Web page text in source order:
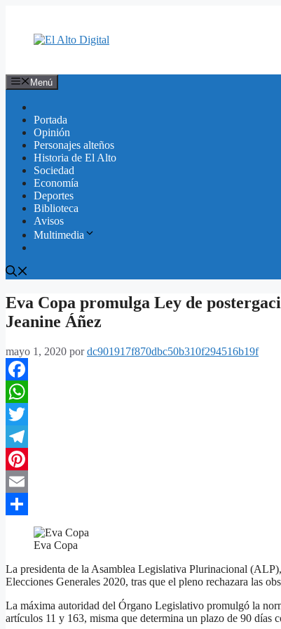
contenido
Menú
Portada
Opinión
Personajes alteños
Historia de El Alto
Sociedad
Economía
Deportes
Biblioteca
Avisos
Multimedia
Eva Copa promulga Ley de
Jeanine Áñez
mayo 1, 2020 pordc901917f870dbc50b310f294516b19f
Facebook
WhatsApp
Twitter
Telegram
Pinterest
Email
Compartir
Eva Copa
La presidenta de la Asamblea Legislativa Plurinacional
Elecciones Generales 2020, tras que el pleno rechazara las
La máxima autoridad del Órgano Legislativo promulgó la
artículos 11 y 163, misma que determina un plazo de 90 días